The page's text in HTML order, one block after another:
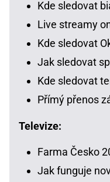
Kde sledovat
Live streamy
Kde sledovat
Jak sledovat
Kde sledovat
Přímý přenos
Televize:
Farma Česko
Jak funguje